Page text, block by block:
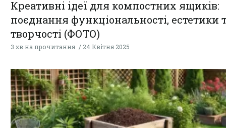
Креативні ідеї для компостних ящиків:
поєднання функціональності, естетики
творчості (ФОТО)
3 хв на прочитання 24 Квітня 2025